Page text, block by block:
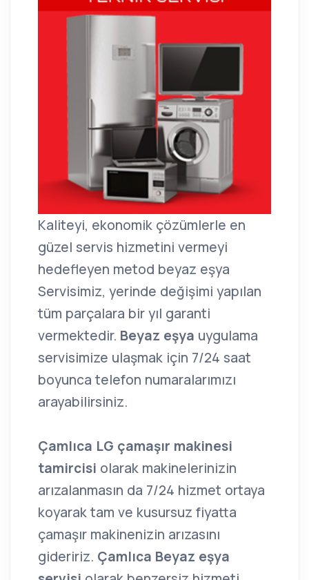
Kaliteyi, ekonomik çözümlerle en
güzel servis hizmetini vermeyi
hedefleyen metod beyaz eşya
Servisimiz, yerinde değişimi yapılan
tüm parçalara bir yıl garanti
vermektedir. Beyaz eşya uygulama
servisimize ulaşmak için 7/24 saat
boyunca telefon numaralarımızı
arayabilirsiniz.
Çamlıca LG çamaşır makinesi
tamircisi olarak makinelerinizin
arızalanmasın da 7/24 hizmet ortaya
koyarak tam ve kusursuz fiyatta
çamaşır makinenizin arızasını
gideririz. Çamlıca Beyaz eşya